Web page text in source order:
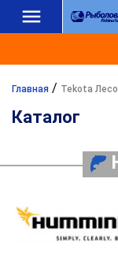
Главная / Tekota
Каталог